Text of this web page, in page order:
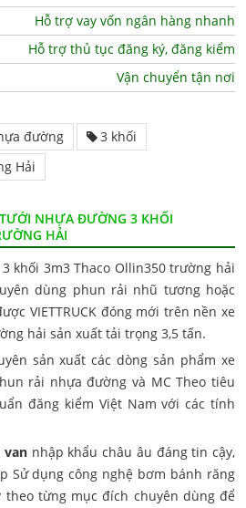
Hỗ trợ vay vốn ngân hàng nhanh
Hỗ trợ thủ tục đăng ký, đăng kiểm
Vận chuyển tận nơi
đường
3 khối
Hải
NHỰA ĐƯỜNG 3 KHỐI
HẢI
khối 3m3 Thaco Ollin350 trường hải
dùng phun rải nhũ tương hoặc
VIETTRUCK đóng mới trên nền xe
hải sản xuất tải trọng 3,5 tấn.
sản xuất các dòng sản phẩm xe
rải nhựa đường và MC Theo tiêu
đăng kiểm Việt Nam với các tính
nhập khẩu châu âu đáng tin cậy,
Sử dụng công nghệ bơm bánh răng
từng mục đích chuyên dùng để